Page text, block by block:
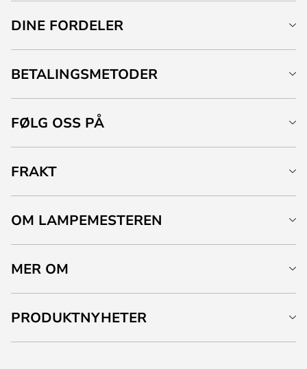
DINE FORDELER
BETALINGSMETODER
FØLG OSS PÅ
FRAKT
OM LAMPEMESTEREN
MER OM
PRODUKTNYHETER